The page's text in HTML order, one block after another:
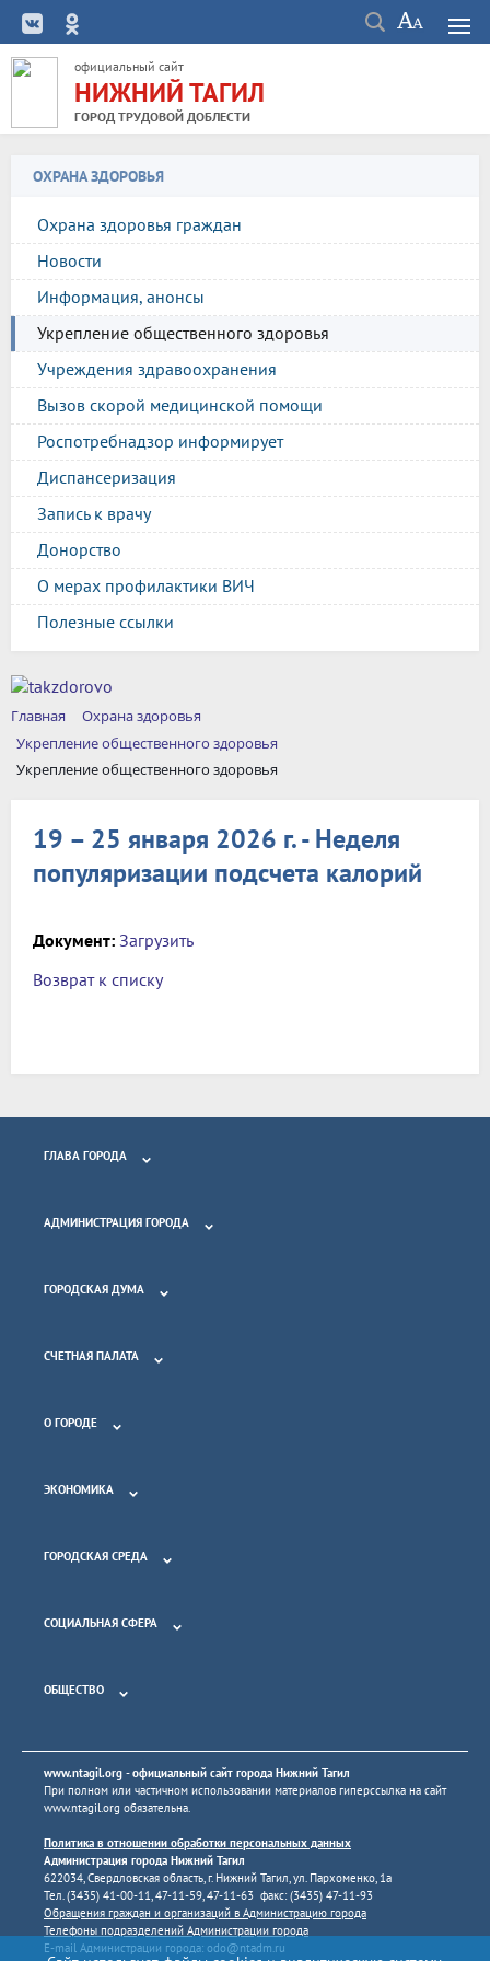
официальный сайт
НИЖНИЙ ТАГИЛ
ГОРОД ТРУДОВОЙ ДОБЛЕСТИ
ОХРАНА ЗДОРОВЬЯ
Охрана здоровья граждан
Новости
Информация, анонсы
Укрепление общественного здоровья
Учреждения здравоохранения
Вызов скорой медицинской помощи
Роспотребнадзор информирует
Диспансеризация
Запись к врачу
Донорство
О мерах профилактики ВИЧ
Полезные ссылки
Главная
Охрана здоровья
Укрепление общественного здоровья
Укрепление общественного здоровья
19 – 25 января 2026 г. - Неделя
популяризации подсчета калорий
Документ: Загрузить
Возврат к списку
ГЛАВА ГОРОДА
АДМИНИСТРАЦИЯ ГОРОДА
ГОРОДСКАЯ ДУМА
СЧЕТНАЯ ПАЛАТА
О ГОРОДЕ
ЭКОНОМИКА
ГОРОДСКАЯ СРЕДА
СОЦИАЛЬНАЯ СФЕРА
ОБЩЕСТВО
www.ntagil.org - официальный сайт города Нижний Тагил
При полном или частичном использовании материалов гиперссылка на сайт
www.ntagil.org обязательна.
Политика в отношении обработки персональных данных
Администрация города Нижний Тагил
622034, Свердловская область, г. Нижний Тагил, ул. Пархоменко, 1а
Тел. (3435) 41-00-11, 47-11-59, 47-11-63 факс: (3435) 47-11-93
Обращения граждан и организаций в Администрацию города
Телефоны подразделений Администрации города
E-mail Администрации города: odo@ntadm.ru